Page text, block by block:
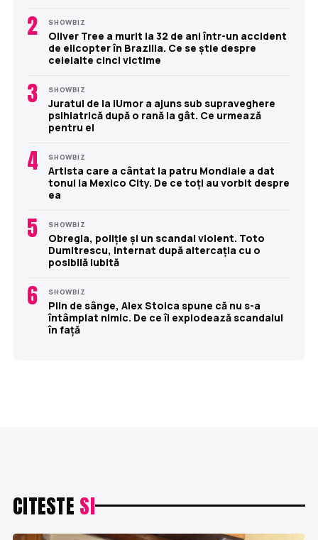
2 SHOWBIZ
Oliver Tree a murit la 32 de ani într-un accident
de elicopter în Brazilia. Ce se știe despre
celelalte cinci victime
3 SHOWBIZ
Juratul de la iUmor a ajuns sub supraveghere
psihiatrică după o rană la gât. Ce urmează
pentru el
4 SHOWBIZ
Artista care a cântat la patru Mondiale a dat
tonul la Mexico City. De ce toți au vorbit despre
ea
5 SHOWBIZ
Obregia, poliție și un scandal violent. Toto
Dumitrescu, internat după altercația cu o
posibilă iubită
6 SHOWBIZ
Plin de sânge, Alex Stoica spune că nu s-a
întâmplat nimic. De ce îi explodează scandalul
în față
CITESTE SI